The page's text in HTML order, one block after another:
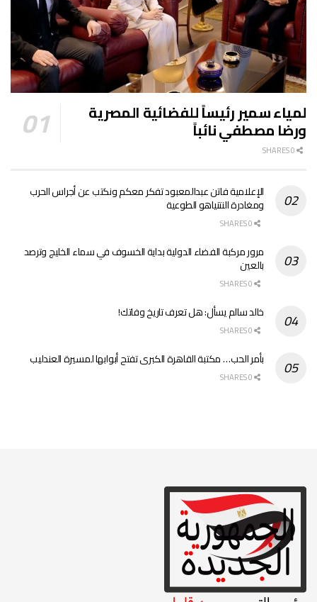
لمياء سمير رئيساً للفضائية المصرية
ورضا مصطفي نائباً
الإعلامية فاتن عبدالمعبود تفكر معكم ونكتب عن أجراس الحرب
ومغادرة النتنياهو الطوعية
مرور مركبة الفضاء الدولية بداية الخسوف في سماء الخليج وترصد
بالعين
خالد سالم يسأل: هل تعرف تاريخ وفاتك!
بأمر الحب… مكتبة القاهرة الكبرى تفتح أبوابها لمسيرة العندليب